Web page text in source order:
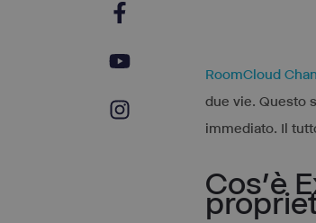
RoomCloud
due vie. Questo
immediato. Il
Cos’è